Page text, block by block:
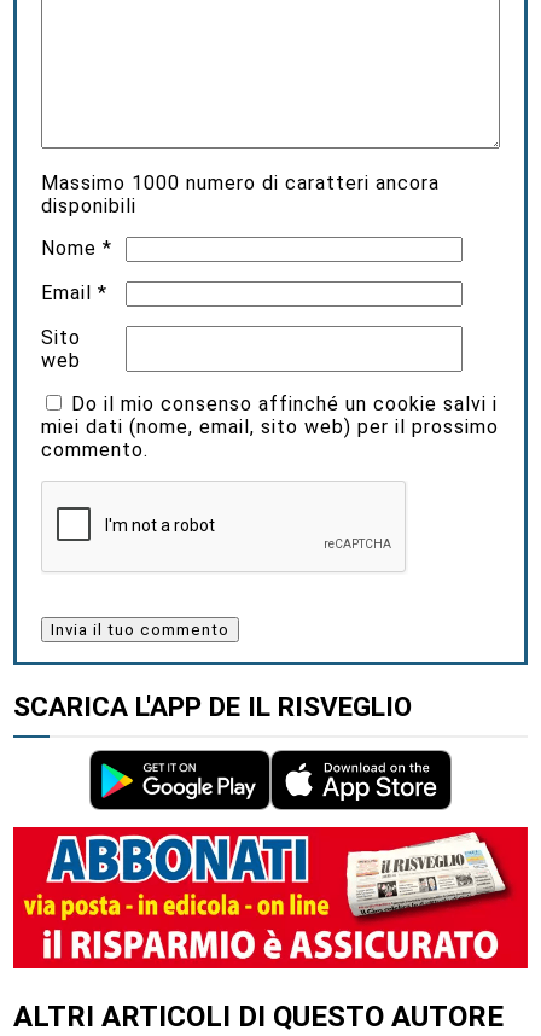
Massimo 1000 numero di caratteri ancora
disponibili
Nome*
Email*
Sito
web
Do il mio consenso affinché un cookie salvi i
miei dati (nome, email, sito web) per il prossimo
commento.
SCARICA L'APP DE IL RISVEGLIO
ALTRI ARTICOLI DI QUESTO AUTORE